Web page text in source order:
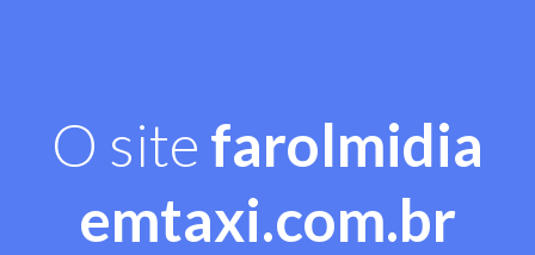
O site farolmidia
emtaxi.com.br